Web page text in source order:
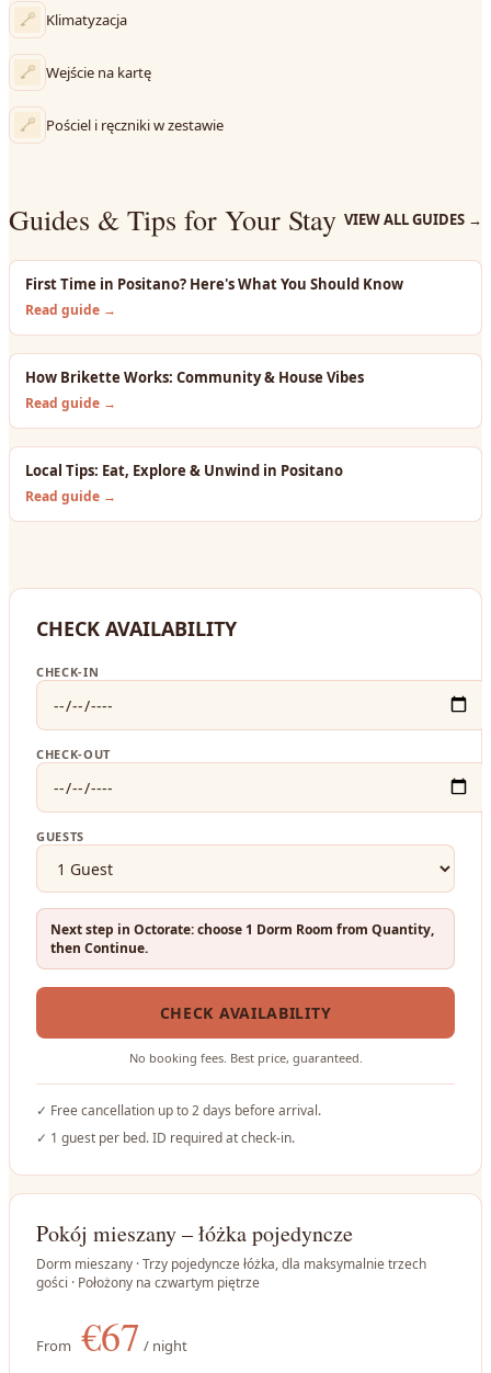
Klimatyzacja
Wejście na kartę
Pościel i ręczniki w zestawie
Guides & Tips for Your Stay VIEW ALL GUIDES →
First Time in Positano? Here's What You Should Know
Read guide →
How Brikette Works: Community & House Vibes
Read guide →
Local Tips: Eat, Explore & Unwind in Positano
Read guide →
CHECK AVAILABILITY
CHECK-IN
CHECK-OUT
GUESTS
Next step in Octorate: choose 1 Dorm Room from Quantity,
then Continue.
CHECK AVAILABILITY
No booking fees. Best price, guaranteed.
✓ Free cancellation up to 2 days before arrival.
✓ 1 guest per bed. ID required at check-in.
Pokój mieszany – łóżka pojedyncze
Dorm mieszany · Trzy pojedyncze łóżka, dla maksymalnie trzech
gości · Położony na czwartym piętrze
From €67 / night